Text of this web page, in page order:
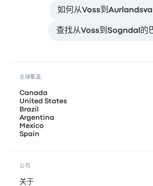
如何从Voss到
查找从Voss到Sogndal的
全球覆盖
Canada
United States
Brazil
Argentina
Mexico
Spain
公司
关于